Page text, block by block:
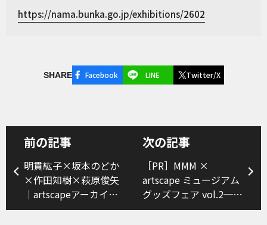
https://nama.bunka.go.jp/exhibitions/2602
SHARE Facebook LINE Twitter/X
前の記事
明貫紘子×坂本のどか
×作田知樹×萩原俊矢
｜artscapeアーカイブ
の創造的活用──30年
次の記事
［PR］MMM ×
artscape ミュージアム
グッズフェア vol.2──
周年を迎えたミュージ